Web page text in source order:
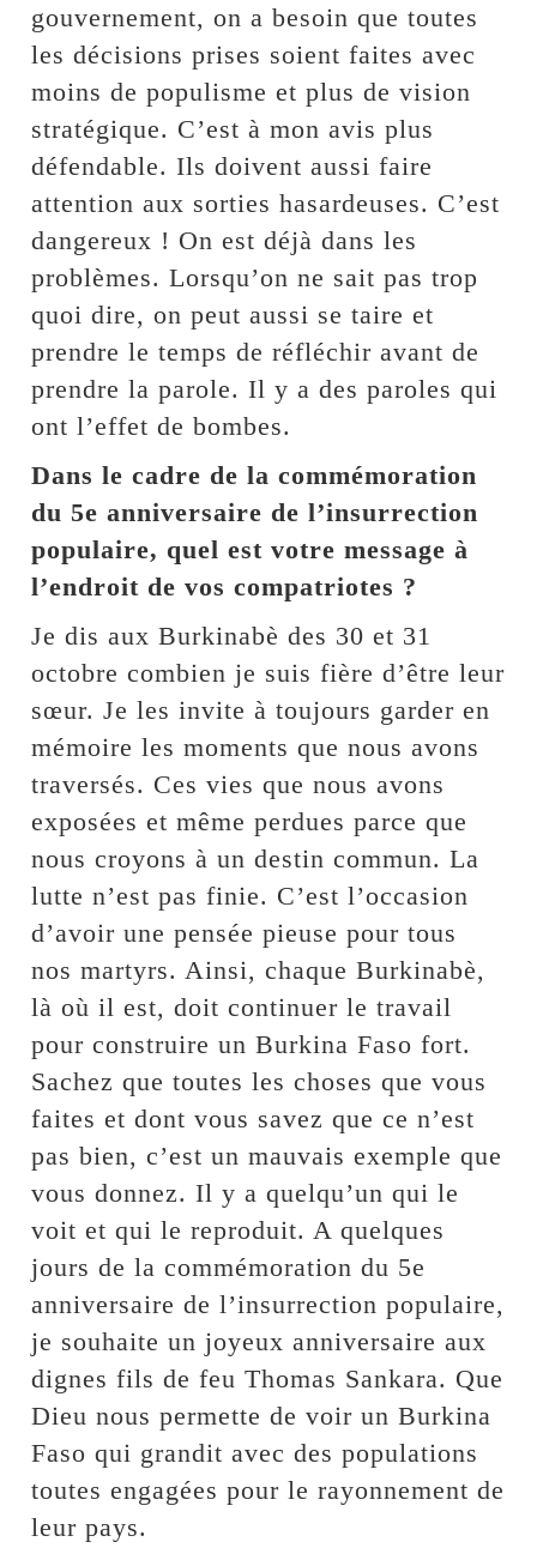
gouvernement, on a besoin que toutes
les décisions prises soient faites avec
moins de populisme et plus de vision
stratégique. C’est à mon avis plus
défendable. Ils doivent aussi faire
attention aux sorties hasardeuses. C’est
dangereux ! On est déjà dans les
problèmes. Lorsqu’on ne sait pas trop
quoi dire, on peut aussi se taire et
prendre le temps de réfléchir avant de
prendre la parole. Il y a des paroles qui
ont l’effet de bombes.
Dans le cadre de la commémoration
du 5e anniversaire de l’insurrection
populaire, quel est votre message à
l’endroit de vos compatriotes ?
Je dis aux Burkinabè des 30 et 31
octobre combien je suis fière d’être leur
sœur. Je les invite à toujours garder en
mémoire les moments que nous avons
traversés. Ces vies que nous avons
exposées et même perdues parce que
nous croyons à un destin commun. La
lutte n’est pas finie. C’est l’occasion
d’avoir une pensée pieuse pour tous
nos martyrs. Ainsi, chaque Burkinabè,
là où il est, doit continuer le travail
pour construire un Burkina Faso fort.
Sachez que toutes les choses que vous
faites et dont vous savez que ce n’est
pas bien, c’est un mauvais exemple que
vous donnez. Il y a quelqu’un qui le
voit et qui le reproduit. A quelques
jours de la commémoration du 5e
anniversaire de l’insurrection populaire,
je souhaite un joyeux anniversaire aux
dignes fils de feu Thomas Sankara. Que
Dieu nous permette de voir un Burkina
Faso qui grandit avec des populations
toutes engagées pour le rayonnement de
leur pays.